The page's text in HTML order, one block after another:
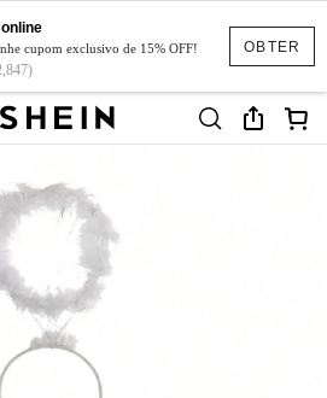
OBTER
cupom exclusivo de 15% OFF!